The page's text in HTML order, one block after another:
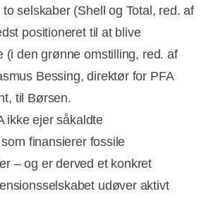
selskaber (Shell og Total, red. af
positioneret til at blive
(i den grønne omstilling, red. af
Bessing, direktør for PFA
til Børsen.
ikke ejer såkaldte
finansierer fossile
– og er derved et konkret
udøver aktivt